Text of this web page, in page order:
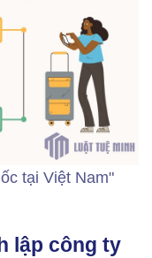
tại Việt Nam"
lập công ty